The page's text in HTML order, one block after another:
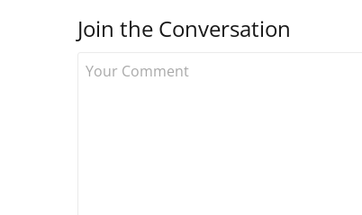
Join the Conversation